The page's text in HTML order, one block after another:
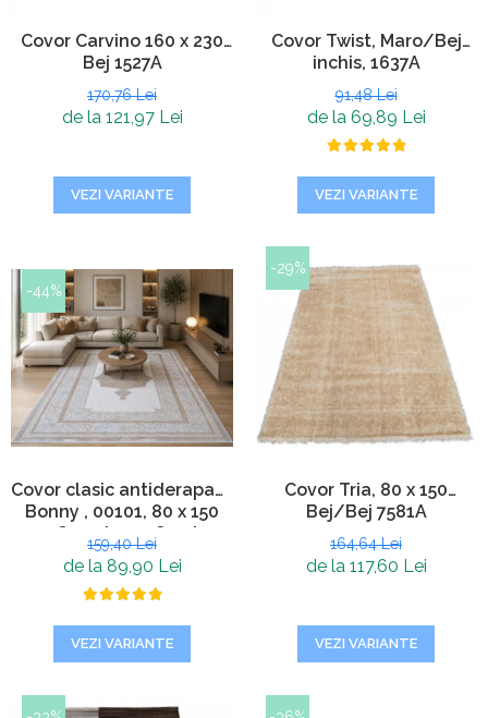
Covor Carvino 160 x 230
Bej 1527A
170,76 Lei
de la 121,97 Lei
VEZI VARIANTE
Covor Twist, Maro/Bej
inchis, 1637A
91,48 Lei
de la 69,89 Lei
VEZI VARIANTE
-44%
Covor clasic antiderapant
Bonny , 00101, 80 x 150
cm, Crem Ivory, Grosime
5mm
159,40 Lei
de la 89,90 Lei
VEZI VARIANTE
-29%
Covor Tria, 80 x 150
Bej/Bej 7581A
164,64 Lei
de la 117,60 Lei
VEZI VARIANTE